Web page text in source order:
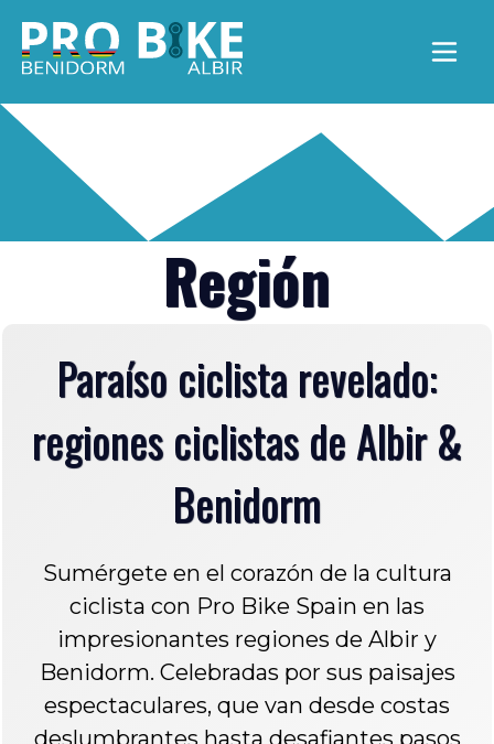
Abrir
Región
Paraíso ciclista revelado:
regiones ciclistas de Albir &
Benidorm
Sumérgete en el corazón de la cultura
ciclista con Pro Bike Spain en las
impresionantes regiones de Albir y
Benidorm. Celebradas por sus paisajes
espectaculares, que van desde costas